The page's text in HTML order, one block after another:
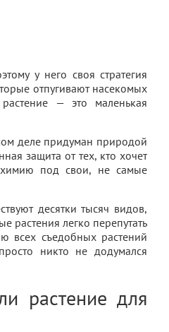
у него своя стратегия
отпугивают насекомых
— это маленькая
деле придуман природой
защита от тех, кто хочет
химию под свои, не самые
десятки тысяч видов,
растения легко перепутать
всех съедобных растений
никто не додумался
растение для